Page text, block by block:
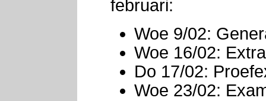
februari:
Woe 9/02:
Woe 16/02:
Do 17/02:
Woe 23/02: